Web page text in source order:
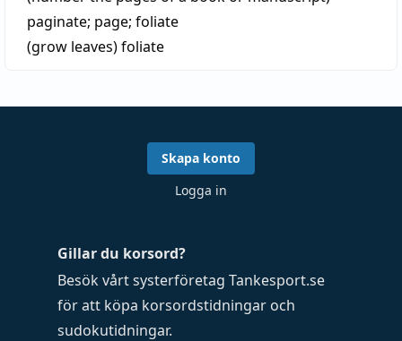
paginate; page; foliate
(grow leaves)foliate
Gillar du korsord?
Besök vårt systerföretag Tankesport.se
för att köpa korsordstidningar och
sudokutidningar.
Skapa konto
Logga in